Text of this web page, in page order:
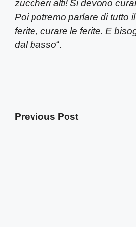
zuccheri alti! Si devono
Poi potremo parlare di tutto
ferite, curare le ferite. E
dal basso“.
Previous Post